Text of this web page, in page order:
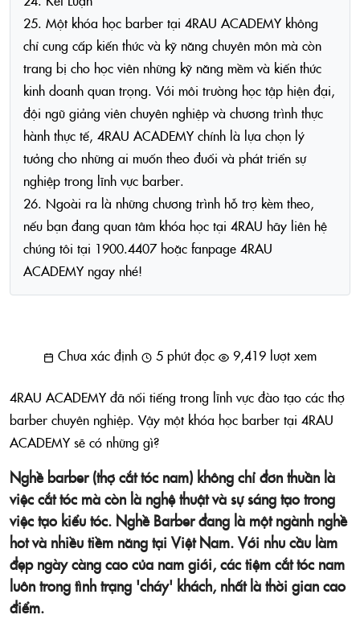
25. Một khóa học barber tại 4RAU ACADEMY không
chỉ cung cấp kiến thức và kỹ năng chuyên môn mà còn
trang bị cho học viên những kỹ năng mềm và kiến thức
kinh doanh quan trọng. Với môi trường học tập hiện đại,
đội ngũ giảng viên chuyên nghiệp và chương trình thực
hành thực tế, 4RAU ACADEMY chính là lựa chọn lý
tưởng cho những ai muốn theo đuổi và phát triển sự
nghiệp trong lĩnh vực barber.
26. Ngoài ra là những chương trình hỗ trợ kèm theo,
nếu bạn đang quan tâm khóa học tại 4RAU hãy liên hệ
chúng tôi tại 1900.4407 hoặc fanpage 4RAU
ACADEMY ngay nhé!
Chưa xác định 5 phút đọc 9,419 lượt xem
4RAU ACADEMY đã nổi tiếng trong lĩnh vực đào tạo các thợ
barber chuyên nghiệp. Vậy một khóa học barber tại 4RAU
ACADEMY sẽ có những gì?
Nghề barber (thợ cắt tóc nam) không chỉ đơn thuần là
việc cắt tóc mà còn là nghệ thuật và sự sáng tạo trong
việc tạo kiểu tóc. Nghề Barber đang là một ngành nghề
hot và nhiều tiềm năng tại Việt Nam. Với nhu cầu làm
đẹp ngày càng cao của nam giới, các tiệm cắt tóc nam
luôn trong tình trạng 'cháy' khách, nhất là thời gian cao
điểm.